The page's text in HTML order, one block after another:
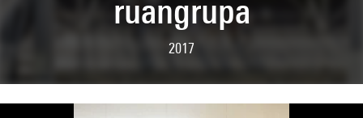
ruangrupa
2017